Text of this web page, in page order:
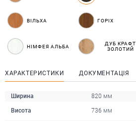
ВІЛЬХА ГОРІХ
НІМФЕЯ АЛЬБА
ДУБ КРАФТ
ЗОЛОТИЙ
ХАРАКТЕРИСТИКИ ДОКУМЕНТАЦІЯ
Ширина 820 мм
Висота 736 мм